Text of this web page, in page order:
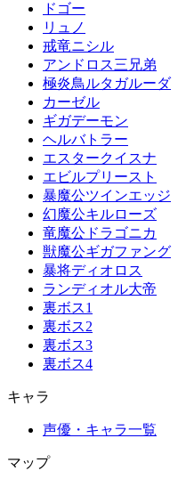
ドゴー
リュノ
戒竜ニシル
アンドロス三兄弟
極炎鳥ルタガルーダ
カーゼル
ギガデーモン
ヘルバトラー
エスタークイスナ
エビルプリースト
暴魔公ツインエッジ
幻魔公キルローズ
竜魔公ドラゴニカ
獣魔公ギガファング
暴将ディオロス
ランディオル大帝
裏ボス1
裏ボス2
裏ボス3
裏ボス4
キャラ
声優・キャラ一覧
マップ